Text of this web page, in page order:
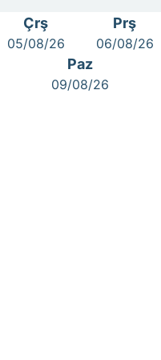
Çrş
05/08/26
Prş
06/08/26
Paz
09/08/26